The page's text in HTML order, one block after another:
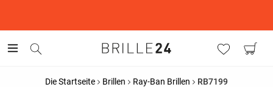
Die Startseite Brillen Ray-Ban Brillen RB7199